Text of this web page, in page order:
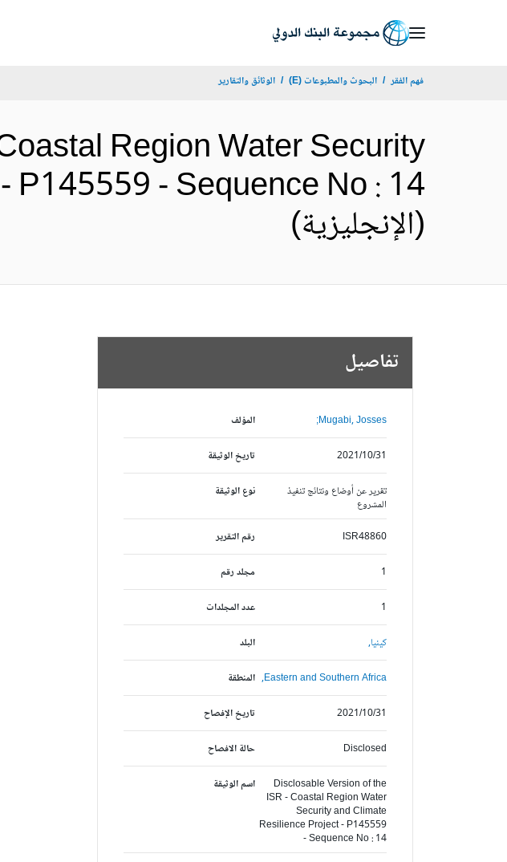
فهم الفقر البحوث والمطبوعات (E) الوثائق والتقارير
Region Water Security
- Sequence No : 14
(الإنجليزية)
تفاصيل
المؤلف Mugabi, Josses;
تاريخ الوثيقة 2021/10/31
نوع الوثيقة
تقرير عن أوضاع ونتائج تنفيذ
المشروع
رقم التقرير
ISR48860
مجلد رقم 1
عدد المجلدات 1
البلد كينيا,
المنطقة Eastern and Southern Africa,
تاريخ الإفصاح 2021/10/31
حالة الافصاح Disclosed
اسم الوثيقة
Disclosable Version of the
ISR - Coastal Region Water
Security and Climate
Resilience Project - P145559
- Sequence No : 14